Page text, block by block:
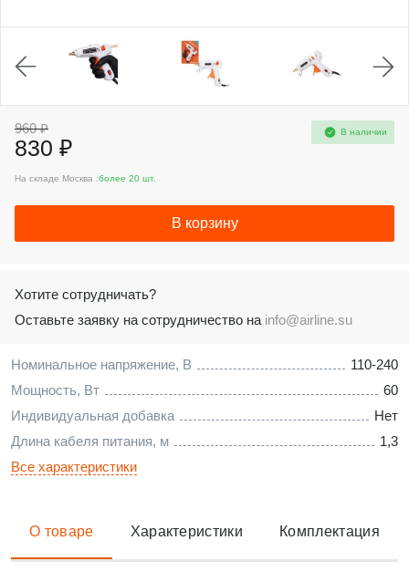
Номинальное напряжение, В
110-240
Мощность, Вт
60
Индивидуальная добавка
Нет
Длина кабеля питания, м
1,3
Все характеристики
960 ₽
830 ₽
В наличии
На складе Москва :более 20 шт.
В корзину
Хотите сотрудничать?
Оставьте заявку на сотрудничество на info@airline.su
О товаре Характеристики Комплектация